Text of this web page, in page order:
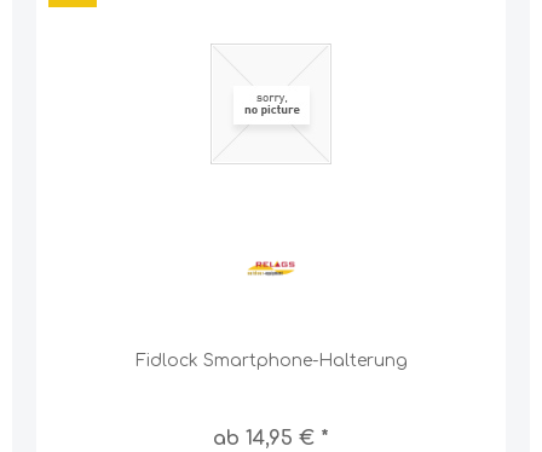
Fidlock Smartphone-Halterung
ab 14,95 € *